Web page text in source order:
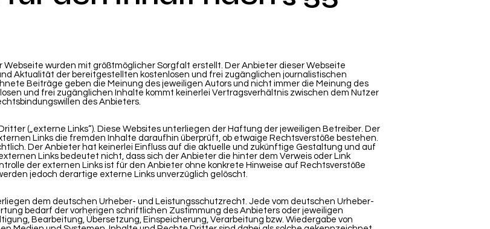
wurden mit größtmöglicher Sorgfalt erstellt. Der Anbieter dieser Webseite
Aktualität der bereitgestellten kostenlosen und frei zugänglichen journalistischen
Beiträge geben die Meinung des jeweiligen Autors und nicht immer die Meinung des
und frei zugänglichen Inhalte kommt keinerlei Vertragsverhältnis zwischen dem Nutzer
des Anbieters.
(„externe Links“). Diese Websites unterliegen der Haftung der jeweiligen Betreiber. Der
Links die fremden Inhalte daraufhin überprüft, ob etwaige Rechtsverstöße bestehen.
Der Anbieter hat keinerlei Einfluss auf die aktuelle und zukünftige Gestaltung und auf
Links bedeutet nicht, dass sich der Anbieter die hinter dem Verweis oder Link
der externen Links ist für den Anbieter ohne konkrete Hinweise auf Rechtsverstöße
jedoch derartige externe Links unverzüglich gelöscht.
dem deutschen Urheber- und Leistungsschutzrecht. Jede vom deutschen Urheber-
bedarf der vorherigen schriftlichen Zustimmung des Anbieters oder jeweiligen
Bearbeitung, Übersetzung, Einspeicherung, Verarbeitung bzw. Wiedergabe von